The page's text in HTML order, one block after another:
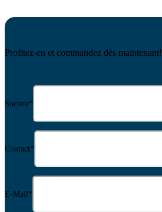
Profitez-en et commandez dès maintenant!
Societe*
Contact*
E-Mail *